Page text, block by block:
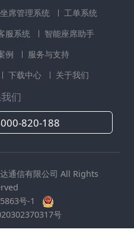
坐席管理系统
工单系统
服系统
智能座席助手
例
服务与支持
下载中心 关于我们
们
820-188
通信有限公司 All Rights
号-1
号